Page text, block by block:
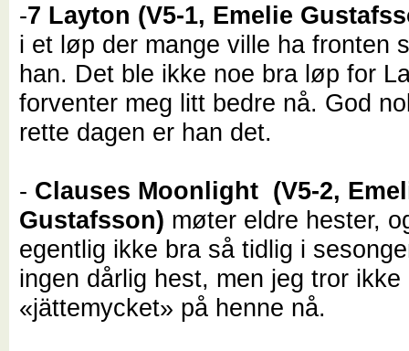
-7 Layton (V5-1, Emelie
i et løp der mange ville ha fronten
han. Det ble ikke noe bra løp for
forventer meg litt bedre nå. God
rette dagen er han det.
- Clauses Moonlight (V5-2,
Gustafsson) møter eldre hester,
egentlig ikke bra så tidlig i
ingen dårlig hest, men jeg tror ikke
«jättemycket» på henne nå.